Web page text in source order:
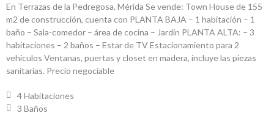
En Terrazas de la Pedregosa, Mérida Se vende: Town House de 155
m2 de construcción, cuenta con PLANTA BAJA – 1 habitación – 1
baño – Sala-comedor – área de cocina – Jardín PLANTA ALTA: – 3
habitaciones – 2 baños – Estar de TV Estacionamiento para 2
vehículos Ventanas, puertas y closet en madera, incluye las piezas
sanitarias. Precio negociable
4 Habitaciones
3 Baños